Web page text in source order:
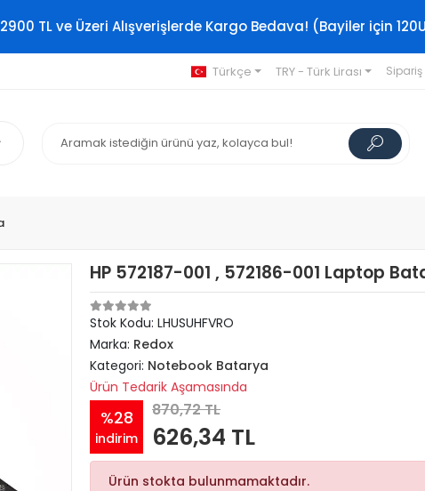
2900 TL ve Üzeri Alışverişlerde Kargo Bedava! (Bayiler için
Türkçe TRY - Türk Lirası
HP 572187-001 , 572186-001 Laptop
Stok Kodu: LHUSUHFVRO
Marka: Redox
Kategori: Notebook Batarya
Ürün Tedarik Aşamasında
%28
indirim
870,72 TL
626,34 TL
Ürün stokta bulunmamaktadır.